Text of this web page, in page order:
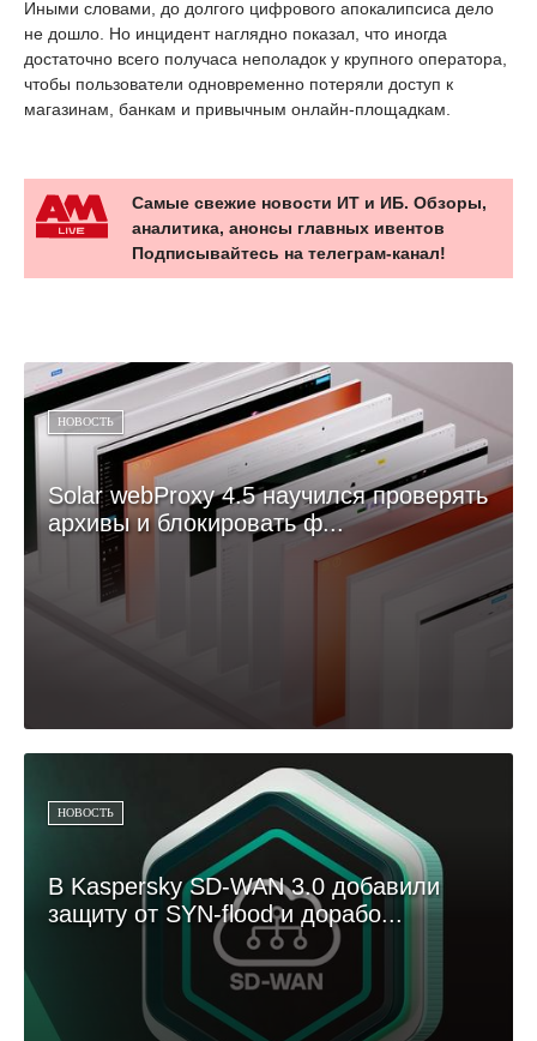
Иными словами, до долгого цифрового апокалипсиса дело
не дошло. Но инцидент наглядно показал, что иногда
достаточно всего получаса неполадок у крупного оператора,
чтобы пользователи одновременно потеряли доступ к
магазинам, банкам и привычным онлайн-площадкам.
Самые свежие новости ИТ и ИБ. Обзоры,
аналитика, анонсы главных ивентов
Подписывайтесь на телеграм-канал!
НОВОСТЬ
Solar webProxy 4.5 научился проверять
архивы и блокировать ф...
НОВОСТЬ
В Kaspersky SD-WAN 3.0 добавили
защиту от SYN-flood и дорабо...